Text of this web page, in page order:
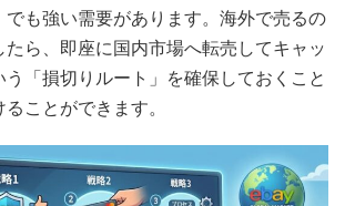
でも強い需要があります。海外で売るの
たら、即座に国内市場へ転売してキャッ
う「損切りルート」を確保しておくこと
ことができます。